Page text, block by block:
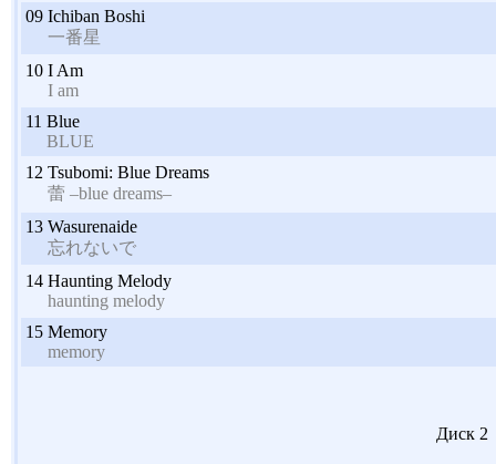
09 Ichiban Boshi
一番星
10 I Am
I am
11 Blue
BLUE
12 Tsubomi: Blue Dreams
蕾 –blue dreams–
13 Wasurenaide
忘れないで
14 Haunting Melody
haunting melody
15 Memory
memory
Диск 2